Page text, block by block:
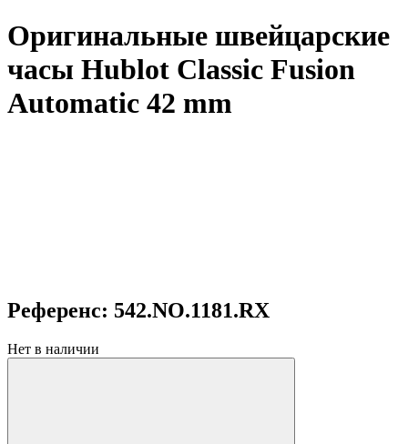
Оригинальные швейцарские
часы Hublot Classic Fusion
Automatic 42 mm
Референс: 542.NO.1181.RX
Нет в наличии